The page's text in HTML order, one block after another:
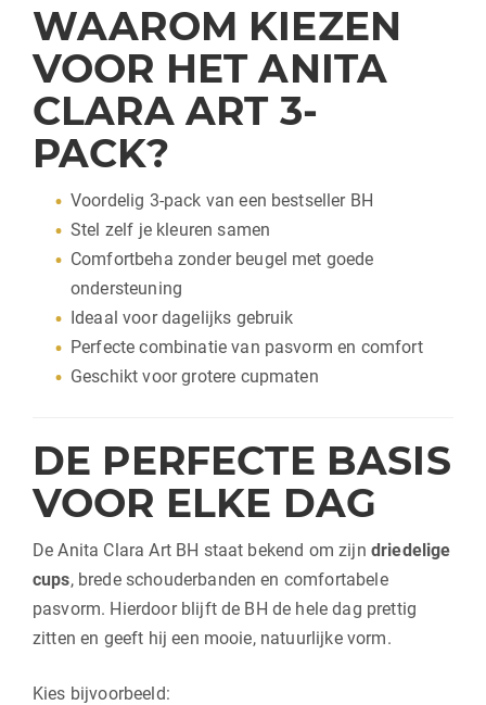
WAAROM KIEZEN
VOOR HET ANITA
CLARA ART 3-
PACK?
Voordelig 3-pack van een bestseller BH
Stel zelf je kleuren samen
Comfortbeha zonder beugel met goede
ondersteuning
Ideaal voor dagelijks gebruik
Perfecte combinatie van pasvorm en comfort
Geschikt voor grotere cupmaten
DE PERFECTE BASIS
VOOR ELKE DAG
De Anita Clara Art BH staat bekend om zijn driedelige
cups, brede schouderbanden en comfortabele
pasvorm. Hierdoor blijft de BH de hele dag prettig
zitten en geeft hij een mooie, natuurlijke vorm.
Kies bijvoorbeeld: